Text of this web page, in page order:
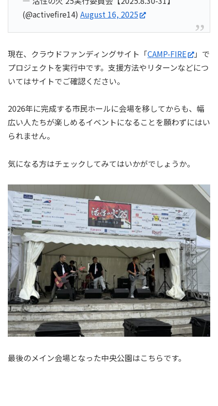
(@activefire14) August 16, 2025
現在、クラウドファンディングサイト「CAMP-FIRE
」で
プロジェクトを実行中です。支援方法やリターンなどにつ
いてはサイトでご確認ください。
2026年に完成する市民ホールに会場を移してからも、幅
広い人たちが楽しめるイベントになることを願わずにはい
られません。
気になる方はチェックしてみてはいかがでしょうか。
最後のメイン会場となった中央公園はこちらです。